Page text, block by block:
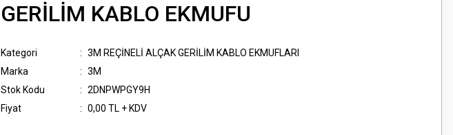
GERİLİM KABLO EKMUFU
Kategori
3M REÇİNELİ ALÇAK GERİLİM KABLO EKMUFLARI
Marka
3M
Stok Kodu
2DNPWPGY9H
Fiyat
0,00 TL + KDV